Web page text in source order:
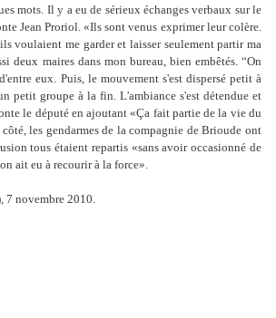
mots. Il y a eu de sérieux échanges verbaux sur le
Jean Proriol. «Ils sont venus exprimer leur colère.
voulaient me garder et laisser seulement partir ma
deux maires dans mon bureau, bien embêtés. “On
eux. Puis, le mouvement s'est dispersé petit à
petit groupe à la fin. L'ambiance s'est détendue et
le député en ajoutant «Ça fait partie de la vie du
les gendarmes de la compagnie de Brioude ont
tous étaient repartis «sans avoir occasionné de
ait eu à recourir à la force».
7 novembre 2010.